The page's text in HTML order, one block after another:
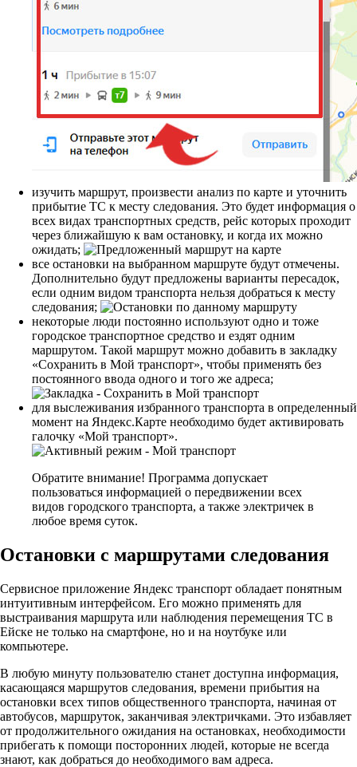
изучить маршрут, произвести анализ по карте и уточнить
прибытие ТС к месту следования. Это будет информация о
всех видах транспортных средств, рейс которых проходит
через ближайшую к вам остановку, и когда их можно
ожидать;
все остановки на выбранном маршруте будут отмечены.
Дополнительно будут предложены варианты пересадок,
если одним видом транспорта нельзя добраться к месту
следования;
некоторые люди постоянно используют одно и тоже
городское транспортное средство и ездят одним
маршрутом. Такой маршрут можно добавить в закладку
«Сохранить в Мой транспорт», чтобы применять без
постоянного ввода одного и того же адреса;
для выслеживания избранного транспорта в определенный
момент на Яндекс.Карте необходимо будет активировать
галочку «Мой транспорт».
Обратите внимание! Программа допускает
пользоваться информацией о передвижении всех
видов городского транспорта, а также электричек в
любое время суток.
Остановки с маршрутами следования
Сервисное приложение Яндекс транспорт обладает понятным
интуитивным интерфейсом. Его можно применять для
выстраивания маршрута или наблюдения перемещения ТС в
Ейске не только на смартфоне, но и на ноутбуке или
компьютере.
В любую минуту пользователю станет доступна информация,
касающаяся маршрутов следования, времени прибытия на
остановки всех типов общественного транспорта, начиная от
автобусов, маршруток, заканчивая электричками. Это избавляет
от продолжительного ожидания на остановках, необходимости
прибегать к помощи посторонних людей, которые не всегда
знают, как добраться до необходимого вам адреса.